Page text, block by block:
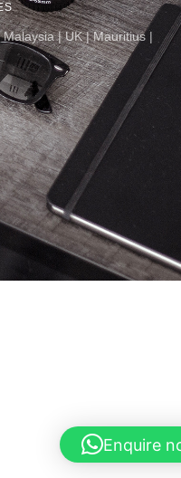
| UK | Mauritius |
Enquire